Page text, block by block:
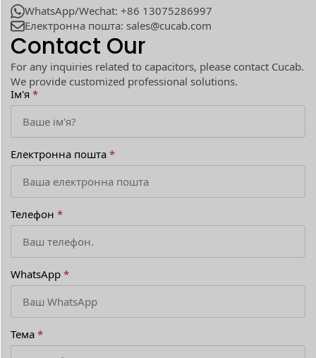
WhatsApp/Wechat: +86 13075286997
Електронна пошта: sales@cucab.com
Contact Our
For any inquiries related to capacitors, please contact Cucab.
We provide customized professional solutions.
Ім'я *
Електронна пошта *
Телефон *
WhatsApp *
Тема *